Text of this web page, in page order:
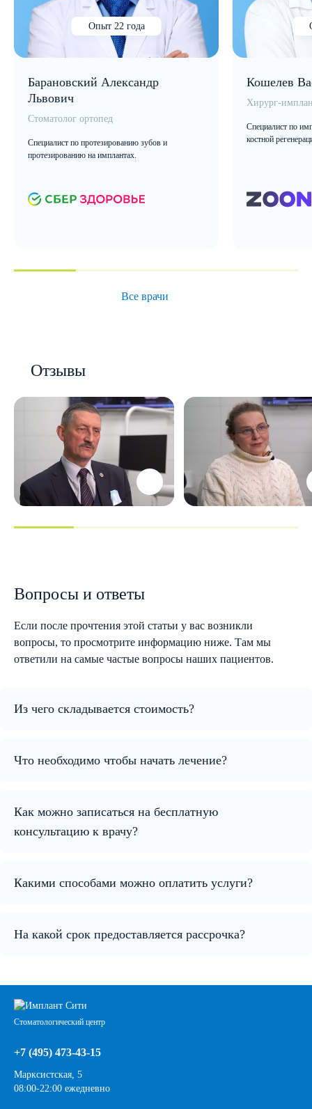
Опыт 22 года
Барановский Александр
Львович
Стоматолог ортопед
Специалист по протезированию зубов и
протезированию на имплантах.
Кошелев
Хирург-
Специалист по
костной
Все врачи
Отзывы
Вопросы и ответы
Если после прочтения этой статьи у вас возникли
вопросы, то просмотрите информацию ниже. Там мы
ответили на самые частые вопросы наших пациентов.
Из чего складывается стоимость?
Что необходимо чтобы начать лечение?
Как можно записаться на бесплатную
консультацию к врачу?
Какими способами можно оплатить услуги?
На какой срок предоставляется рассрочка?
Стоматологический центр
+7 (495) 473-43-15
Марксистская, 5
08:00-22:00 ежедневно